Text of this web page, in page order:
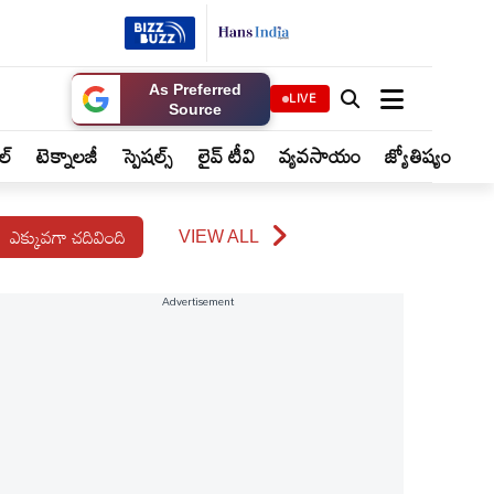
As Preferred
Source
LIVE
టెక్నాలజీ స్పెషల్స్ లైవ్ టీవి వ్యవసాయం జ్యోతిష్యం
ఎక్కువగా చదివింది VIEW ALL
Advertisement